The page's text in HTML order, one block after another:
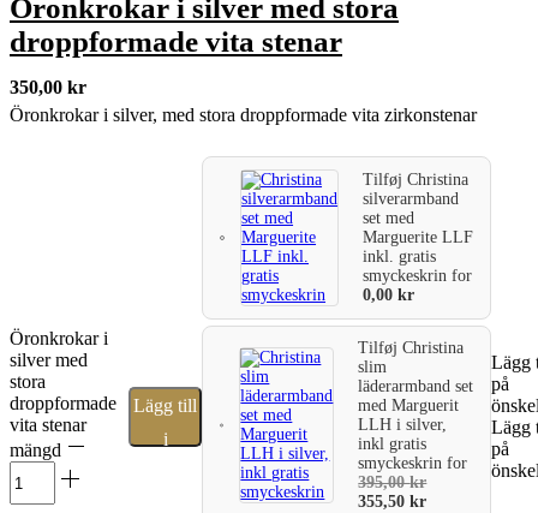
Öronkrokar i silver med stora
droppformade vita stenar
350,00 kr
Öronkrokar i silver, med stora droppformade vita zirkonstenar
Öronkrokar i
silver med
stora
droppformade
vita stenar
mängd
Lägg till
i
TilføjChristina
silverarmband
set med
Marguerite LLF
inkl. gratis
smyckeskrinfor
0,00kr
TilføjChristina
slim
läderarmband set
med Marguerit
LLH i silver,
inkl gratis
smyckeskrinfor
395,00kr
355,50kr
Lägg
på
Lägg
på